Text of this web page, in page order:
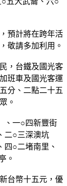
預計將在跨年活
敬請多加利用。
，台鐵及國光客
班車及國光客運
分、二點二十五
。
、一○四新豐街
二○三深澳坑
四○二堵南里、
。
台幣十五元，優